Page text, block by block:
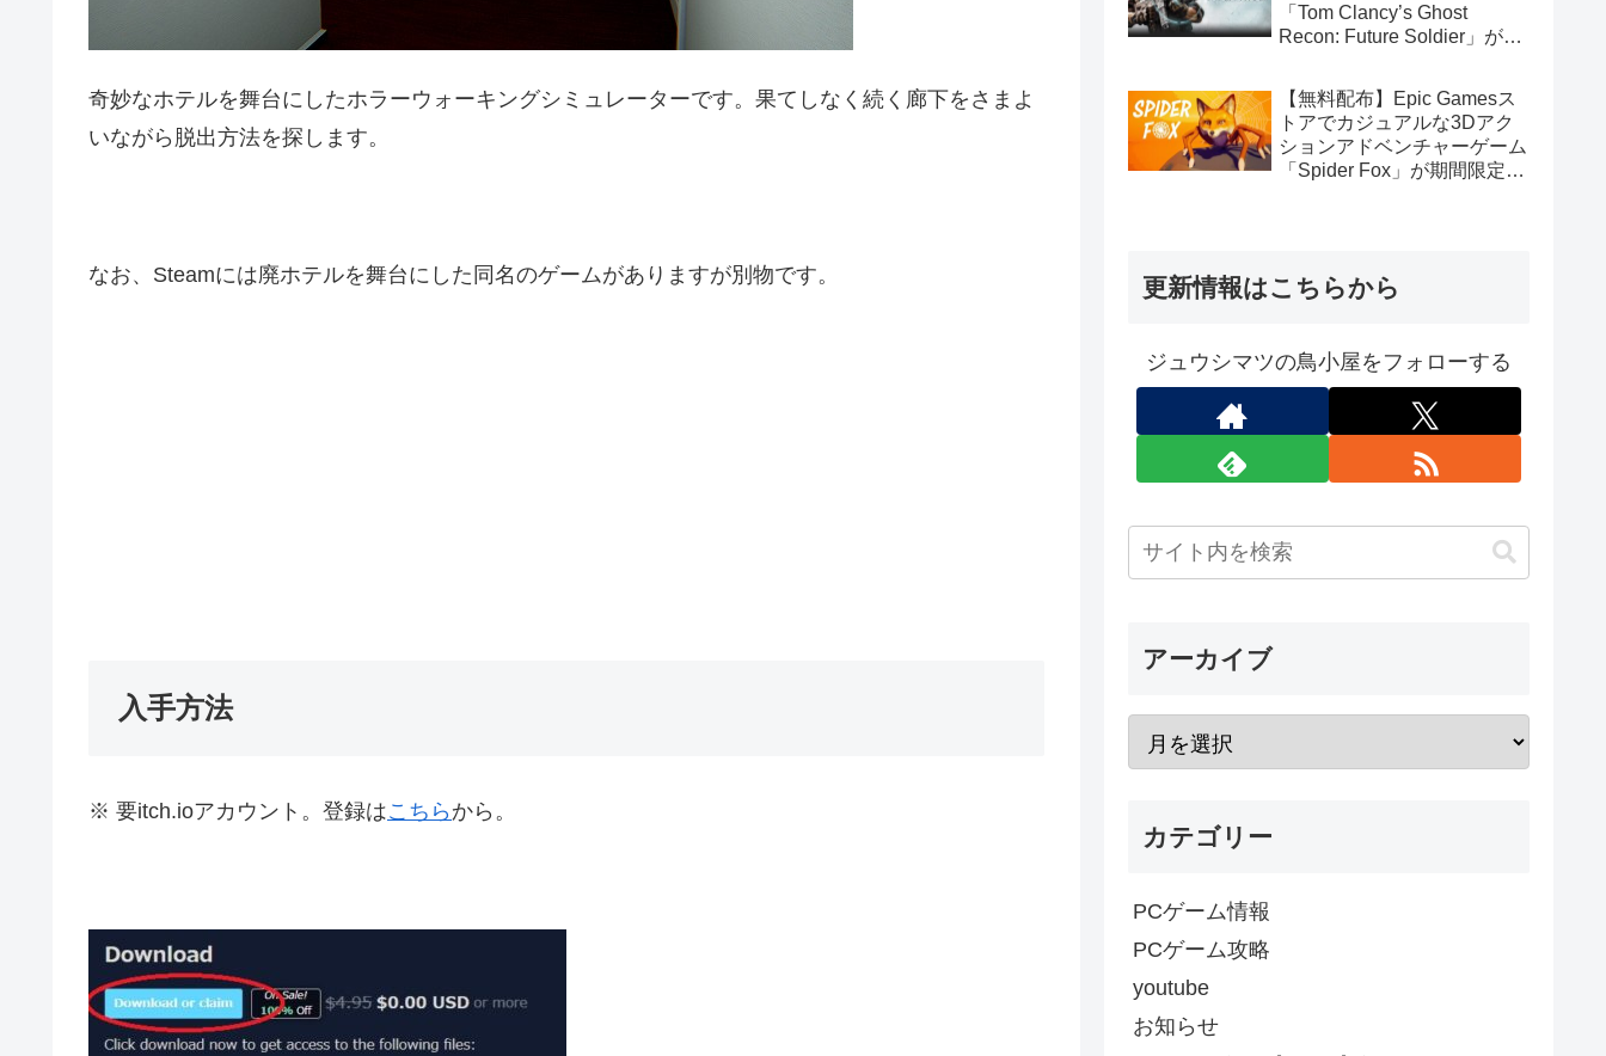
奇妙なホテルを舞台にしたホラーウォーキングシミュレーターです。果てしなく続く廊下をさまよ
いながら脱出方法を探します。
なお、Steamには廃ホテルを舞台にした同名のゲームがありますが別物です。
入手方法
※ 要itch.ioアカウント。登録はこちら から。
「Tom Clancy’s Ghost
Recon: Future Soldier」が期
Connect版）
【無料配布】Epic Gamesス
トアでカジュアルな3Dアク
ションアドベンチャーゲーム
「Spider Fox」が期間限定で
更新情報はこちらから
ジュウシマツの鳥小屋をフォローする
アーカイブ
カテゴリー
PCゲーム情報
PCゲーム攻略
youtube
お知らせ